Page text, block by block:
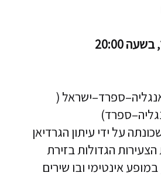
(
על ידי עיתון הגרדיאן
הגדולות בזירת
אינטימי ובו שירים